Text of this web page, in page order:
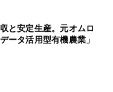
と安定生産。元オムロ
ータ活用型有機農業」